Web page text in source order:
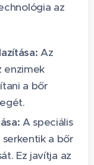
az
Az
enzimek
a bőr
A speciális
a bőr
Ez javítja az